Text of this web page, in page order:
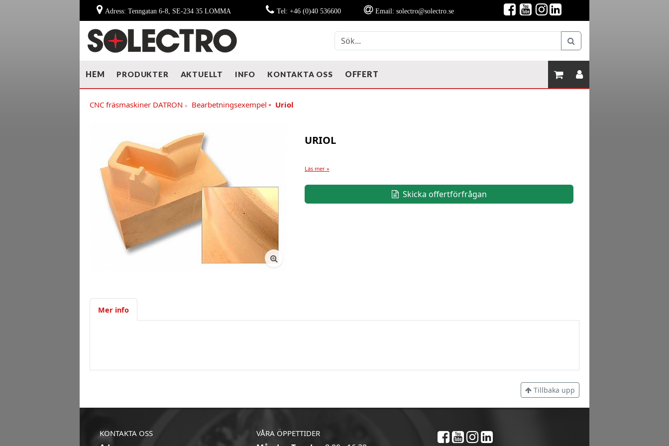
Adress: Tenngatan 6-8, SE-234 35 LOMMA Tel: +46 (0)40 536600 Email: solectro@solectro.se
HEM PRODUKTER AKTUELLT INFO KONTAKTA OSS OFFERT
CNC fräsmaskiner DATRON » Bearbetningsexempel Uriol
URIOL
Läs mer »
Skicka offertförfrågan
Mer info
Tillbaka upp
KONTAKTA OSS VÅRA ÖPPETTIDER